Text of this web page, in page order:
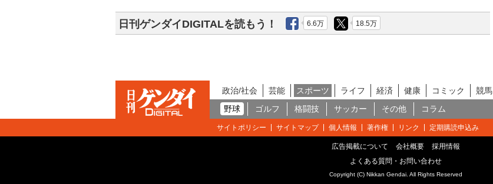
日刊ゲンダイDIGITALを読もう！ 6.6万 18.5万
政治/社会 芸能 スポーツ ライフ 経済 健康 コミック 競馬
野球
ゴルフ 格闘技 サッカー その他 コラム
サイトポリシー サイトマップ 個人情報 著作権 リンク 定期購読申込み
広告掲載について 会社概要
採用情報
よくある質問・お問い合わせ
Copyright (C) Nikkan Gendai. All Rights Reserved